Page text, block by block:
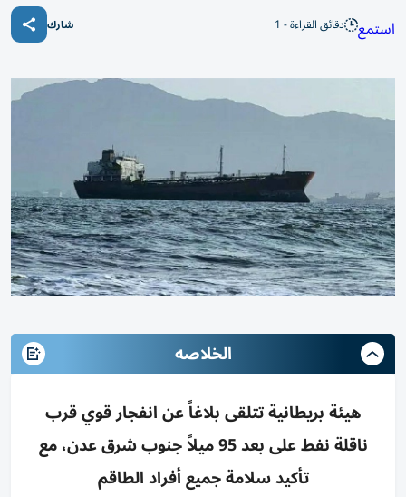
استمع دقائق القراءة - 1 شارك
الخلاصه
هيئة بريطانية تتلقى بلاغاً عن انفجار قوي قرب
ناقلة نفط على بعد 95 ميلاً جنوب شرق عدن، مع
تأكيد سلامة جميع أفراد الطاقم